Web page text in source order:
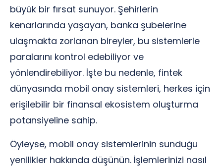
büyük bir fırsat sunuyor. Şehirlerin
kenarlarında yaşayan, banka şubelerine
ulaşmakta zorlanan bireyler, bu sistemlerle
paralarını kontrol edebiliyor ve
yönlendirebiliyor. İşte bu nedenle, fintek
dünyasında mobil onay sistemleri, herkes için
erişilebilir bir finansal ekosistem oluşturma
potansiyeline sahip.
Öyleyse, mobil onay sistemlerinin sunduğu
yenilikler hakkında düşünün. İşlemlerinizi nasıl